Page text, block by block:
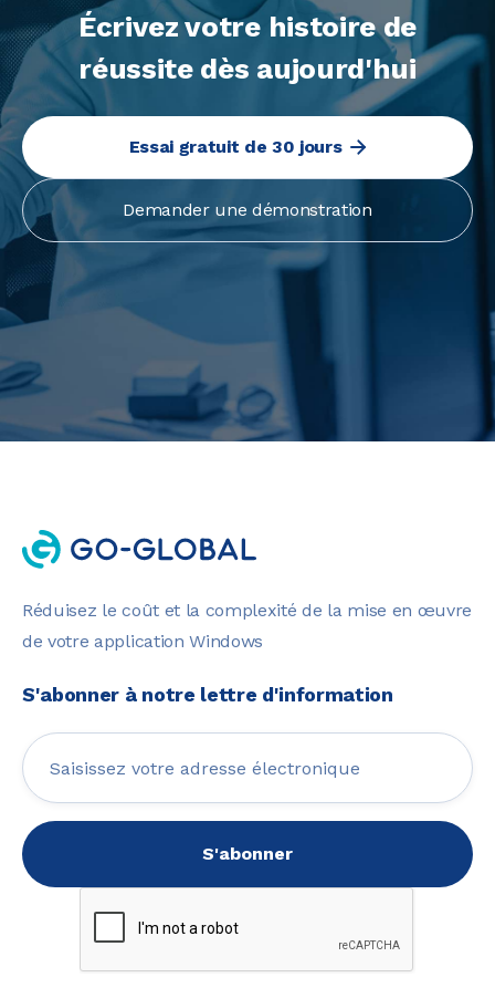
Écrivez votre histoire de
réussite dès aujourd'hui
Essai gratuit de 30 jours
Demander une démonstration
Réduisez le coût et la complexité de la mise en œuvre
de votre application Windows
S'abonner à notre lettre d'information